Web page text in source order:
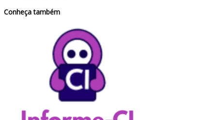
Conheça também